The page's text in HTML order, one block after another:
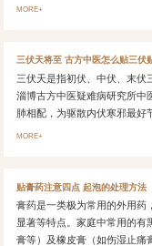
MORE+
三伏天将至 古方中医怎么贴三伏
三伏天是指初伏、中伏、末伏
淄博古方中医疑难病研究所中
肺相配，为驱散内伏寒邪最好
MORE+
贴膏药注意四点 起泡的处理方法
膏药是一类极为常用的外用药
显著等特点。家庭中常用的有
膏等）及橡皮膏（如伤湿止痛